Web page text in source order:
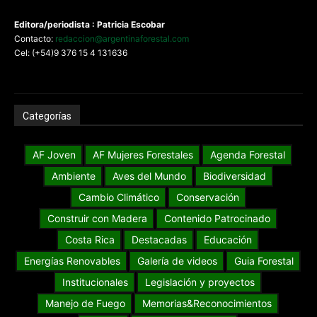
Editora/periodista : Patricia Escobar
Contacto: redaccion@argentinaforestal.com
Cel: (+54)9 376 15 4 131636
Categorías
AF Joven AF Mujeres Forestales
Agenda Forestal
Ambiente
Aves del Mundo
Biodiversidad
Cambio Climático
Conservación
Construir con Madera
Contenido Patrocinado
Costa Rica
Destacadas
Educación
Energías Renovables
Galería de videos
Guia Forestal
Institucionales
Legislación y proyectos
Manejo de Fuego
Memorias&Reconocimientos